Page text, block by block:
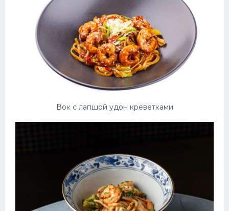
Вок с лапшой удон креветками